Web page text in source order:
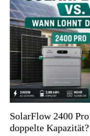
SolarFlow 2400
doppelte Kapazität?